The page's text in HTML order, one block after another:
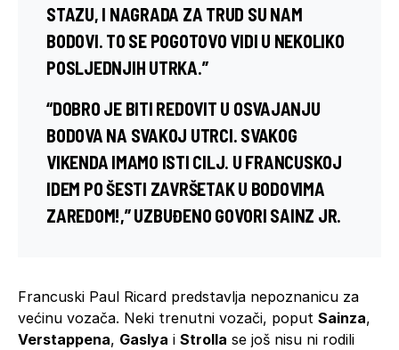
STAZU, I NAGRADA ZA TRUD SU NAM
BODOVI. TO SE POGOTOVO VIDI U NEKOLIKO
POSLJEDNJIH UTRKA.”
“DOBRO JE BITI REDOVIT U OSVAJANJU
BODOVA NA SVAKOJ UTRCI. SVAKOG
VIKENDA IMAMO ISTI CILJ. U FRANCUSKOJ
IDEM PO ŠESTI ZAVRŠETAK U BODOVIMA
ZAREDOM!,” UZBUĐENO GOVORI SAINZ JR.
Francuski Paul Ricard predstavlja nepoznanicu za
većinu vozača. Neki trenutni vozači, poput Sainza,
Verstappena, Gaslya i Strolla se još nisu ni rodili